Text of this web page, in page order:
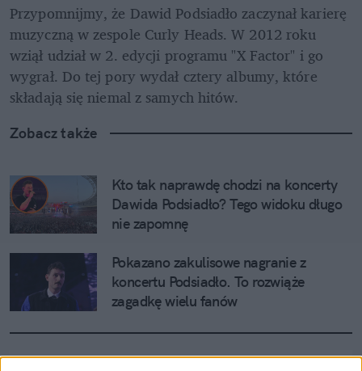
Przypomnijmy, że Dawid Podsiadło zaczynał karierę
muzyczną w zespole Curly Heads. W 2012 roku
wziął udział w 2. edycji programu "X Factor" i go
wygrał. Do tej pory wydał cztery albumy, które
składają się niemal z samych hitów.
Zobacz także
Kto tak naprawdę chodzi na koncerty
Dawida Podsiadło? Tego widoku długo
nie zapomnę
Pokazano zakulisowe nagranie z
koncertu Podsiadło. To rozwiąże
zagadkę wielu fanów